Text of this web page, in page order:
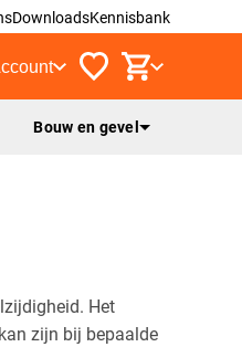
DownloadsKennisbank
Bouw en gevel
Het
zijn bij bepaalde